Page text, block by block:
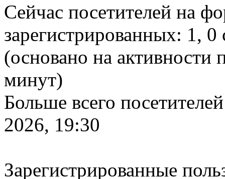
Сейчас посетителей на
зарегистрированных: 1,
(основано на активности
минут)
Больше всего
2026, 19:30
Зарегистрированные